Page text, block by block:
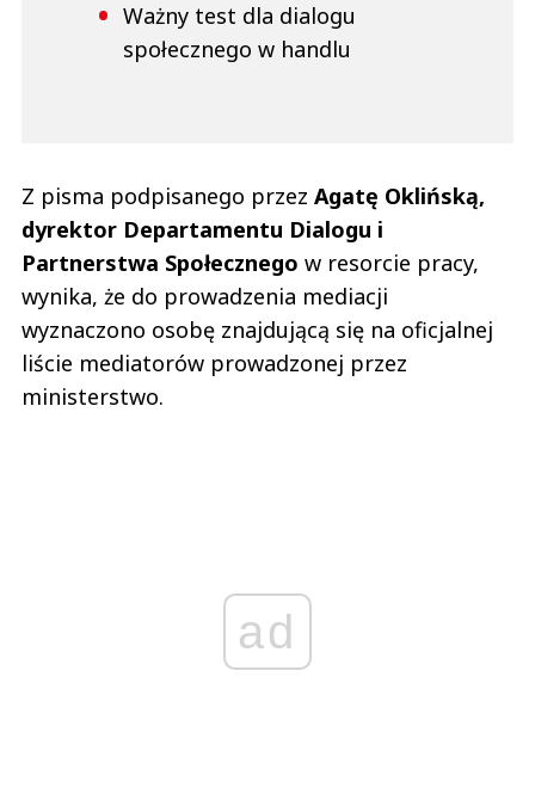
Ważny test dla dialogu
społecznego w handlu
Z pisma podpisanego przez Agatę Oklińską,
dyrektor Departamentu Dialogu i
Partnerstwa Społecznego w resorcie pracy,
wynika, że do prowadzenia mediacji
wyznaczono osobę znajdującą się na oficjalnej
liście mediatorów prowadzonej przez
ministerstwo.
ad